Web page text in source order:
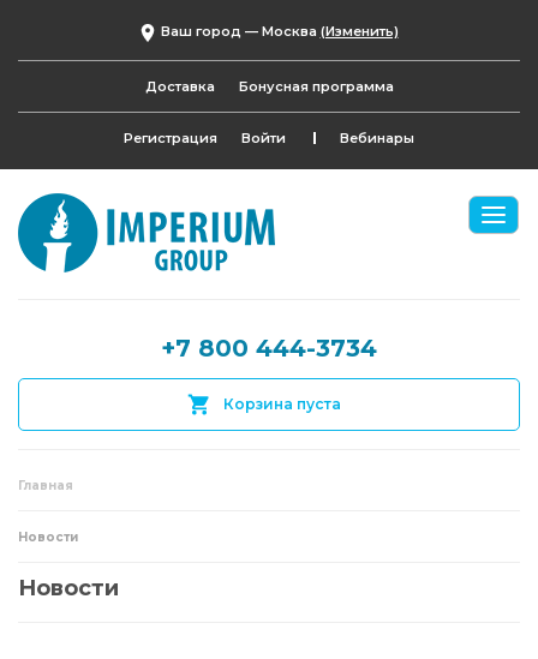
Ваш город — Москва (Изменить)
Доставка Бонусная программа
Регистрация Войти Вебинары
+7 800 444-3734
Корзина пуста
Главная
Новости
Новости